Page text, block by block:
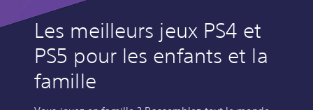
Les meilleurs jeux PS4 et
PS5 pour les enfants et la
famille